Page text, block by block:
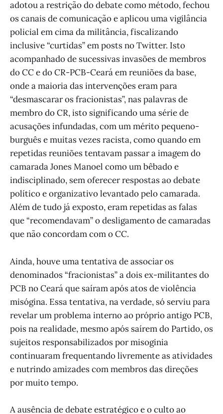
adotou a restrição do debate como método, fechou
os canais de comunicação e aplicou uma vigilância
policial em cima da militância, fiscalizando
inclusive “curtidas” em posts no Twitter. Isto
acompanhado de sucessivas invasões de membros
do CC e do CR-PCB-Ceará em reuniões da base,
onde a maioria das intervenções eram para
“desmascarar os fracionistas”, nas palavras de
membro do CR, isto significando uma série de
acusações infundadas, com um mérito pequeno-
burguês e muitas vezes racista, como quando em
repetidas reuniões tentavam passar a imagem do
camarada Jones Manoel como um bêbado e
indisciplinado, sem oferecer respostas ao debate
político e organizativo levantado pelo camarada.
Além de tudo já exposto, eram repetidas as falas
que “recomendavam” o desligamento de camaradas
que não concordam com o CC.
Ainda, houve uma tentativa de associar os
denominados “fracionistas” a dois ex-militantes do
PCB no Ceará que saíram após atos de violência
misógina. Essa tentativa, na verdade, só serviu para
revelar um problema interno ao próprio antigo PCB,
pois na realidade, mesmo após saírem do Partido, os
sujeitos responsabilizados por misoginia
continuaram frequentando livremente as atividades
e nutrindo amizades com membros das direções
por muito tempo.
A ausência de debate estratégico e o culto ao